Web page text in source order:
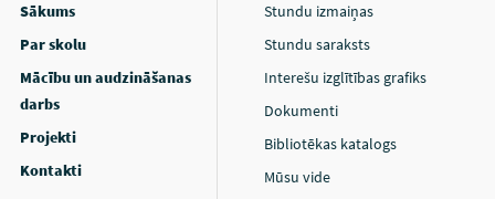
Sākums
Par skolu
Mācību un audzināšanas
darbs
Projekti
Kontakti
Stundu izmaiņas
Stundu saraksts
Interešu izglītības grafiks
Dokumenti
Bibliotēkas katalogs
Mūsu vide